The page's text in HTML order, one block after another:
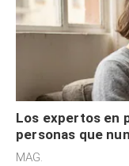
Los expertos en
personas que
redes sociales
MAG.